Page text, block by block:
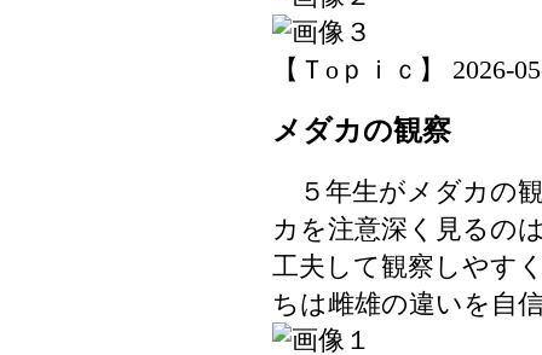
【Ｔoｐｉｃ】 2026-
メダカの観察
５年生がメダカの
カを注意深く見るの
工夫して観察しやす
ちは雌雄の違いを自